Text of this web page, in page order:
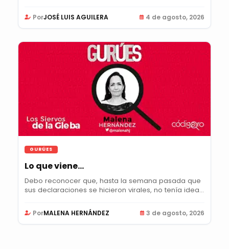
PorJOSÉ LUIS AGUILERA 4 de agosto, 2026
GURÚES
Lo que viene…
Debo reconocer que, hasta la semana pasada que
sus declaraciones se hicieron virales, no tenía idea...
PorMALENA HERNÁNDEZ 3 de agosto, 2026